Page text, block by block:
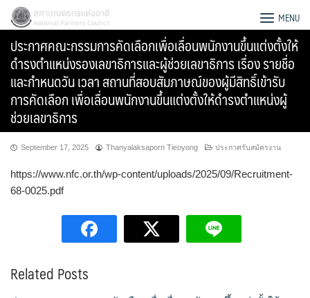
Skip
content
Search
for:
สภาเกษตรกรแห่งชาติ MENU
ประกาศคณะกรรมการคัดเลือกเพื่อเลื่อนพนักงานขึ้นแต่งตั้งให้
ดำรงตำแหน่งรองเลขาธิการและผู้ช่วยเลขาธิการ เรื่อง รายชื่อ
และกำหนดวัน เวลา สถานที่สอบสัมภาษณ์ของผู้มีสิทธิ์เข้ารับ
การคัดเลือก เพื่อเลื่อนพนักงานขึ้นแต่งตั้งให้ดำรงตำแหน่งผู้
ช่วยเลขาธิการ
September 17, 2025 Thanyalaksaporn Tieoyong ประกาศรับสมัครงาน
https://www.nfc.or.th/wp-content/uploads/2025/09/Recruitment-
68-0025.pdf
Related Posts